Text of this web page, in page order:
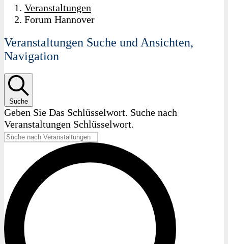
Veranstaltungen
Forum Hannover
Veranstaltungen Suche und Ansichten,
Navigation
Suche
Geben Sie Das Schlüsselwort. Suche nach
Veranstaltungen Schlüsselwort.